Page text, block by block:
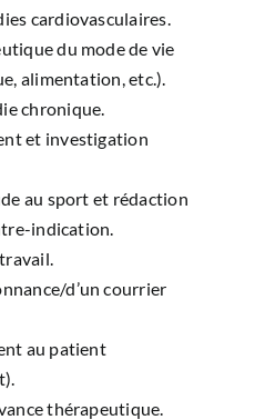
cardiovasculaires.
du mode de vie
alimentation, etc.).
chronique.
et investigation
au sport et rédaction
indication.
d’un courrier
au patient
thérapeutique.